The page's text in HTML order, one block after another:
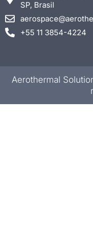
SP, Brasil
+55 11 3854-4224
Aerothermal